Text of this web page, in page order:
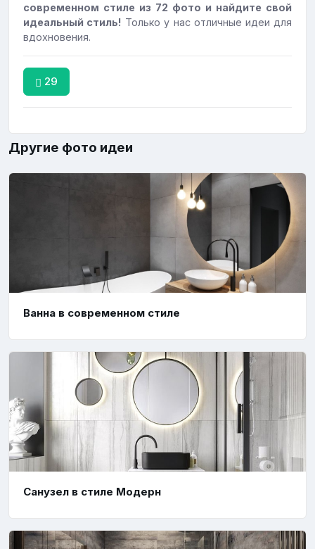
современном стиле из 72 фото и найдите свой
идеальный стиль! Только у нас отличные идеи для
вдохновения.
29
Другие фото идеи
Ванна в современном стиле
Санузел в стиле Модерн